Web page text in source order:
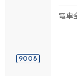
9008
電車